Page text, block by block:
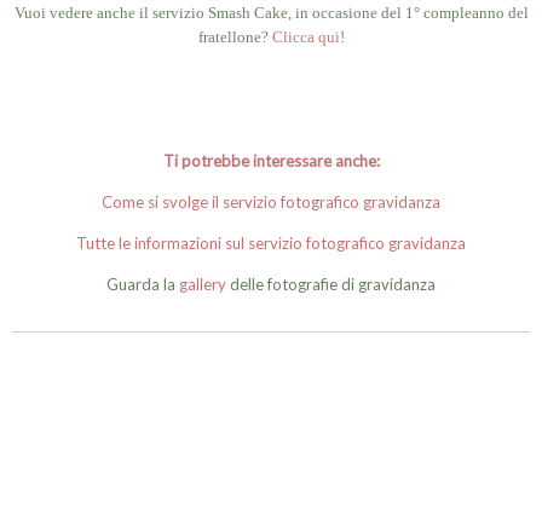
Vuoi vedere anche il servizio Smash Cake, in occasione del 1° compleanno del
fratellone? Clicca qui!
Ti potrebbe interessare anche:
Come si svolge il servizio fotografico gravidanza
Tutte le informazioni sul servizio fotografico gravidanza
Guarda la gallerydelle fotografie di gravidanza